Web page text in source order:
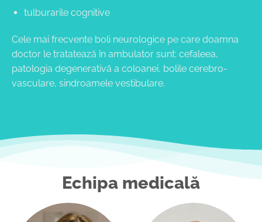
tulburarile cognitive
Cele mai frecvente boli neurologice pe care doamna
doctor le tratatează în ambulator sunt: cefaleea,
patologia degenerativă a coloanei, bolile cerebro-
vasculare, sindroamele vestibulare.
Echipa medicală